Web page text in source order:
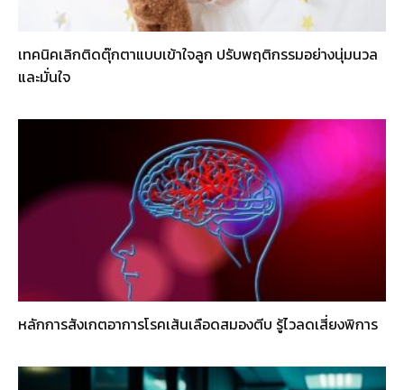
เทคนิคเลิกติดตุ๊กตาแบบเข้าใจลูก ปรับพฤติกรรมอย่างนุ่มนวล
และมั่นใจ
หลักการสังเกตอาการโรคเส้นเลือดสมองตีบ รู้ไวลดเสี่ยงพิการ